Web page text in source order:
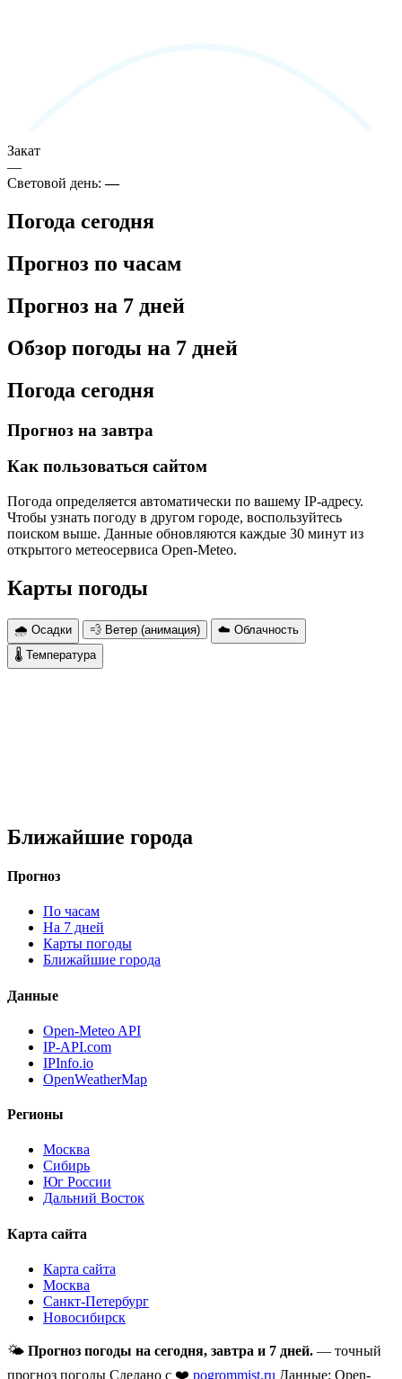
Закат
—
Световой день:—
Погода сегодня
Прогноз по часам
Прогноз на 7 дней
Обзор погоды на 7 дней
Погода сегодня
Прогноз на завтра
Как пользоваться сайтом
Погода определяется автоматически по вашему IP-адресу.
Чтобы узнать погоду в другом городе, воспользуйтесь
поиском выше. Данные обновляются каждые 30 минут из
открытого метеосервиса Open-Meteo.
Карты погоды
🌧 Осадки 💨 Ветер (анимация)
☁️ Облачность
🌡 Температура
Ближайшие города
Прогноз
По часам
На 7 дней
Карты погоды
Ближайшие города
Данные
Open-Meteo API
IP-API.com
IPInfo.io
OpenWeatherMap
Регионы
Москва
Сибирь
Юг России
Дальний Восток
Карта сайта
Карта сайта
Москва
Санкт-Петербург
Новосибирск
🌤 Прогноз погоды на сегодня, завтра и 7 дней. — точный
прогноз погоды Сделано с ❤️ pogrommist.ru Данные: Open-